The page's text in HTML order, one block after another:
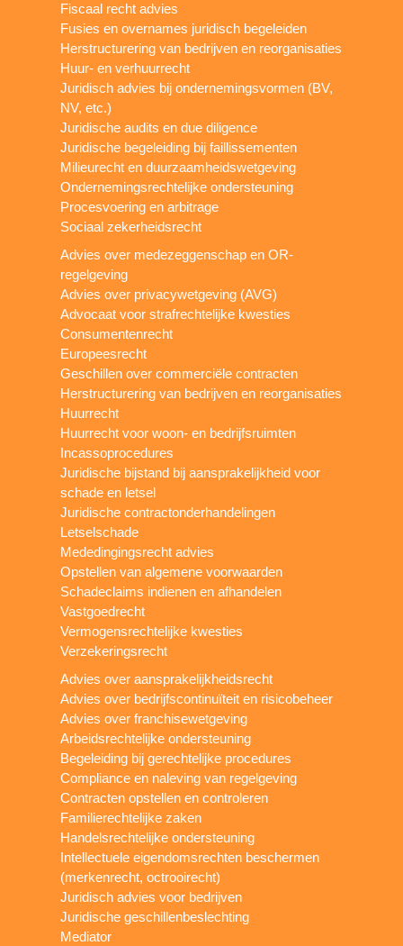
Fiscaal recht advies
Fusies en overnames juridisch begeleiden
Herstructurering van bedrijven en reorganisaties
Huur- en verhuurrecht
Juridisch advies bij ondernemingsvormen (BV,
NV, etc.)
Juridische audits en due diligence
Juridische begeleiding bij faillissementen
Milieurecht en duurzaamheidswetgeving
Ondernemingsrechtelijke ondersteuning
Procesvoering en arbitrage
Sociaal zekerheidsrecht
Advies over medezeggenschap en OR-
regelgeving
Advies over privacywetgeving (AVG)
Advocaat voor strafrechtelijke kwesties
Consumentenrecht
Europeesrecht
Geschillen over commerciële contracten
Herstructurering van bedrijven en reorganisaties
Huurrecht
Huurrecht voor woon- en bedrijfsruimten
Incassoprocedures
Juridische bijstand bij aansprakelijkheid voor
schade en letsel
Juridische contractonderhandelingen
Letselschade
Mededingingsrecht advies
Opstellen van algemene voorwaarden
Schadeclaims indienen en afhandelen
Vastgoedrecht
Vermogensrechtelijke kwesties
Verzekeringsrecht
Advies over aansprakelijkheidsrecht
Advies over bedrijfscontinuïteit en risicobeheer
Advies over franchisewetgeving
Arbeidsrechtelijke ondersteuning
Begeleiding bij gerechtelijke procedures
Compliance en naleving van regelgeving
Contracten opstellen en controleren
Familierechtelijke zaken
Handelsrechtelijke ondersteuning
Intellectuele eigendomsrechten beschermen
(merkenrecht, octrooirecht)
Juridisch advies voor bedrijven
Juridische geschillenbeslechting
Mediator